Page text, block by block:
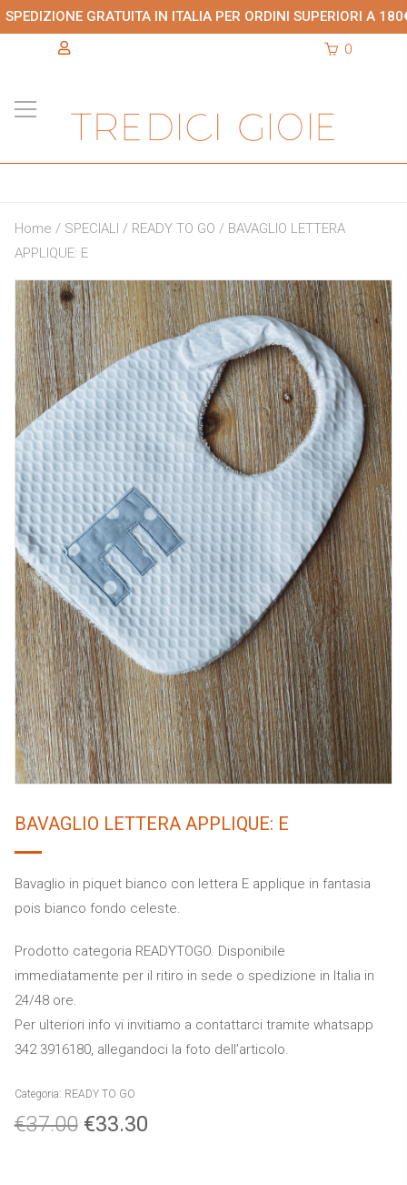
SPEDIZIONE GRATUITA IN ITALIA PER ORDINI SUPERIORI A
0
Home / SPECIALI / READY TO GO / BAVAGLIO LETTERA
APPLIQUE: E
BAVAGLIO LETTERA APPLIQUE: E
Bavaglio in piquet bianco con lettera E applique in fantasia
pois bianco fondo celeste.
Prodotto categoria READYTOGO. Disponibile
immediatamente per il ritiro in sede o spedizione in Italia in
24/48 ore.
Per ulteriori info vi invitiamo a contattarci tramite whatsapp
342 3916180, allegandoci la foto dell’articolo.
Categoria: READY TO GO
€37.00 €33.30